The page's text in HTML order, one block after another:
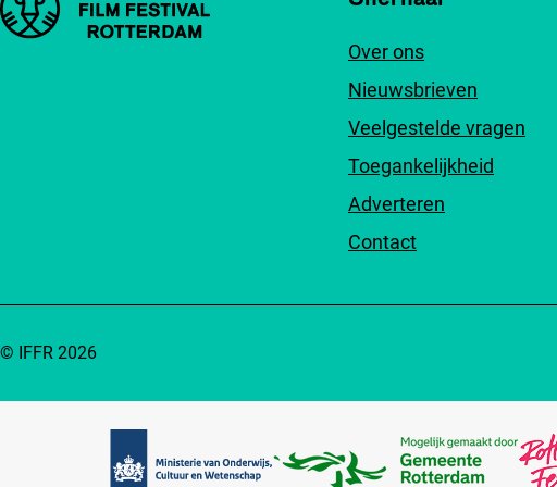
Over ons
Nieuwsbrieven
Veelgestelde vragen
Toegankelijkheid
Adverteren
Contact
© IFFR 2026